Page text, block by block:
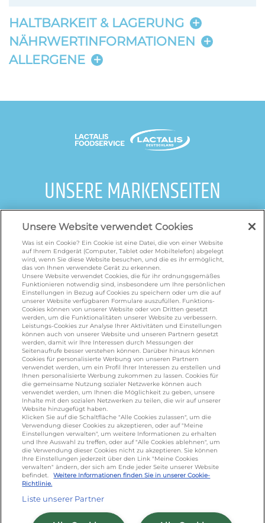
HALTBARKEIT & LAGERUNG
NÄHRWERTINFORMATIONEN
ALLERGENE
UNSERE MARKENSEITEN
galbani.de / leerdammer.de /president.de
/
salakis.de/frankenland.com
omiramilch.de/minusl.de
KONTAKT
foodservice.info@de.lactalis.com
Lactalis Deutschland GmbH - Tel: +49 (0)751
887 366 /lactalis.de
Omira Bodenseemilch GmbH - Tel: +49
(0)751 887 366 /omira.de
Cookie Richtlinie/Sitemap/Datenschutz
Unsere Website verwendet Cookies
Was ist ein Cookie? Ein Cookie ist eine Datei, die von einer Website
auf Ihrem Endgerät (Computer, Tablet oder Mobiltelefon) abgelegt
wird, wenn Sie diese Website besuchen, und die es ihr ermöglicht,
das von Ihnen verwendete Gerät zu erkennen.
Unsere Website verwendet Cookies, die für ihr ordnungsgemäßes
Funktionieren notwendig sind, insbesondere um Ihre persönlichen
Einstellungen in Bezug auf Cookies zu speichern oder um die auf
unserer Website verfügbaren Formulare auszufüllen. Funktions-
Cookies können von unserer Website oder von Dritten gesetzt
werden, um die Funktionalitäten unserer Website zu verbessern.
Leistungs-Cookies zur Analyse Ihrer Aktivitäten und Einstellungen
können auch von unserer Website und unseren Partnern gesetzt
werden, damit wir Ihre Interessen durch Messungen der
Seitenaufrufe besser verstehen können. Darüber hinaus können
Cookies für personalisierte Werbung von unseren Partnern
verwendet werden, um ein Profil Ihrer Interessen zu erstellen und
Ihnen personalisierte Werbung zukommen zu lassen. Cookies für
die gemeinsame Nutzung sozialer Netzwerke können auch
verwendet werden, um Ihnen die Möglichkeit zu geben, unsere
Inhalte mit den sozialen Netzwerken zu teilen, die wir auf unserer
Website hinzugefügt haben.
Klicken Sie auf die Schaltfläche "Alle Cookies zulassen", um die
Verwendung dieser Cookies zu akzeptieren, oder auf "Meine
Einstellungen verwalten", um weitere Informationen zu erhalten
und Ihre Auswahl zu treffen, oder auf "Alle Cookies ablehnen", um
die Verwendung dieser Cookies nicht zu akzeptieren. Sie können
Ihre Einstellungen jederzeit über den Link "Meine Cookies
verwalten" ändern, der sich am Ende jeder Seite unserer Website
befindet.
Weitere Informationen finden Sie in unserer Cookie-
Richtlinie.
Liste unserer Partner